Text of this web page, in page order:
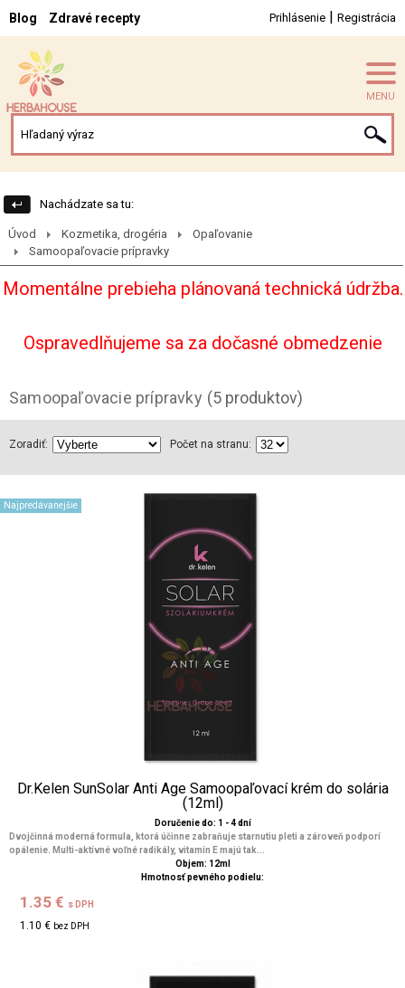
Blog Zdravé recepty Prihlásenie | Registrácia
MENU
Nachádzate sa tu:
Úvod Kozmetika, drogéria
Opaľovanie
Samoopaľovacie prípravky
Momentálne prebieha plánovaná technická údržba.
Ospravedlňujeme sa za dočasné obmedzenie
Samoopaľovacie prípravky (5 produktov)
Zoradiť: Počet na stranu:
Najpredávanejšie
Dr.Kelen SunSolar Anti Age Samoopaľovací krém do solária
(12ml)
Doručenie do: 1 - 4 dní
Dvojčinná moderná formula, ktorá účinne zabraňuje starnutiu pleti a zároveň podporí
opálenie. Multi-aktívné voľné radikály, vitamín E majú tak...
Objem: 12ml
Hmotnosť pevného podielu:
1.35 € s DPH
1.10 € bez DPH